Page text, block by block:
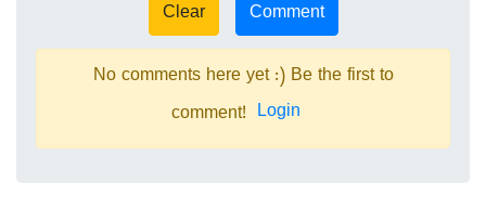
No comments here yet :) Be the first to
comment! Login